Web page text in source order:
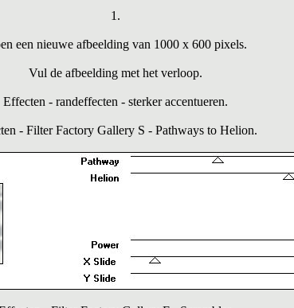
1.
een nieuwe afbeelding van 1000 x 600 pixels.
Vul de afbeelding met het verloop.
Effecten - randeffecten - sterker accentueren.
- Filter Factory Gallery S - Pathways to Helion.